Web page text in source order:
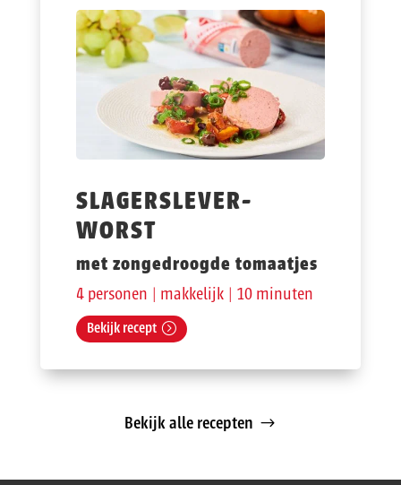
SLAGERSLEVER-
WORST
met zongedroogde tomaatjes
4 personen | makkelijk | 10 minuten
Bekijk recept
Bekijk alle recepten